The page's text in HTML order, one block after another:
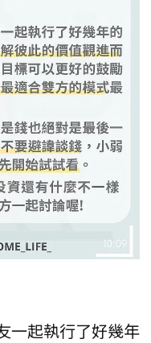
一起執行了好幾年